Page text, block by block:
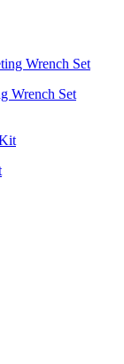
Wrench Set